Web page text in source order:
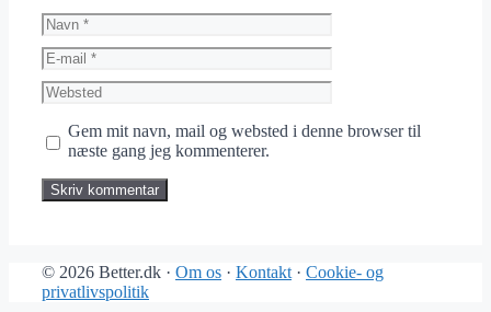
Navn
E-
mail
Websted
Gem mit navn, mail og websted i denne browser til
næste gang jeg kommenterer.
© 2026 Better.dk · Om os · Kontakt · Cookie- og
privatlivspolitik